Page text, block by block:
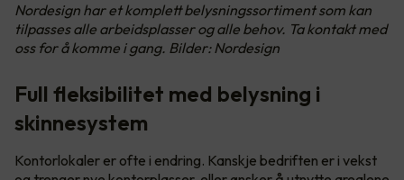
Nordesign har et komplett belysningssortiment som kan
tilpasses alle arbeidsplasser og alle behov. Ta kontakt med
oss for å komme i gang. Bilder: Nordesign
Full fleksibilitet med belysning i
skinnesystem
Kontorlokaler er ofte i endring. Kanskje bedriften er i vekst